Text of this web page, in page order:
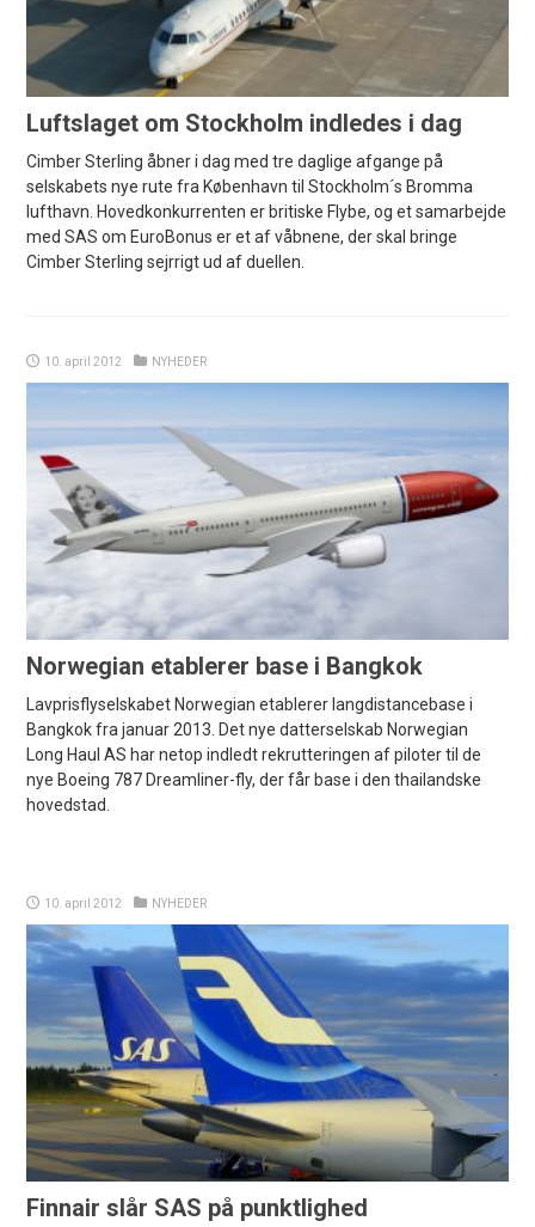
Luftslaget om Stockholm indledes i dag
Cimber Sterling åbner i dag med tre daglige afgange på
selskabets nye rute fra København til Stockholm´s Bromma
lufthavn. Hovedkonkurrenten er britiske Flybe, og et samarbejde
med SAS om EuroBonus er et af våbnene, der skal bringe
Cimber Sterling sejrrigt ud af duellen.
10. april 2012 NYHEDER
Norwegian etablerer base i Bangkok
Lavprisflyselskabet Norwegian etablerer langdistancebase i
Bangkok fra januar 2013. Det nye datterselskab Norwegian
Long Haul AS har netop indledt rekrutteringen af piloter til de
nye Boeing 787 Dreamliner-fly, der får base i den thailandske
hovedstad.
10. april 2012 NYHEDER
Finnair slår SAS på punktlighed